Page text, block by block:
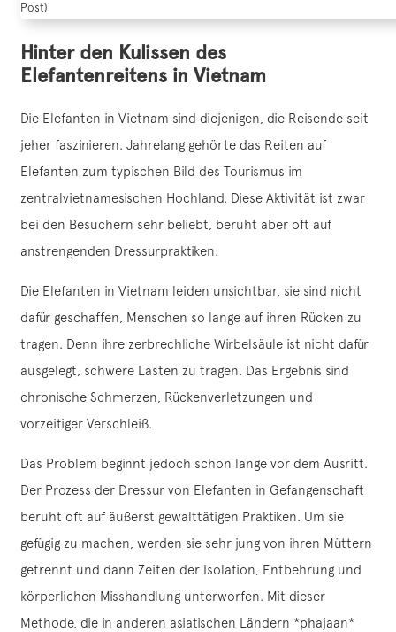
Post)
Hinter den Kulissen des
Elefantenreitens in Vietnam
Die Elefanten in Vietnam sind diejenigen, die Reisende seit
jeher faszinieren. Jahrelang gehörte das Reiten auf
Elefanten zum typischen Bild des Tourismus im
zentralvietnamesischen Hochland. Diese Aktivität ist zwar
bei den Besuchern sehr beliebt, beruht aber oft auf
anstrengenden Dressurpraktiken.
Die Elefanten in Vietnam leiden unsichtbar, sie sind nicht
dafür geschaffen, Menschen so lange auf ihren Rücken zu
tragen. Denn ihre zerbrechliche Wirbelsäule ist nicht dafür
ausgelegt, schwere Lasten zu tragen. Das Ergebnis sind
chronische Schmerzen, Rückenverletzungen und
vorzeitiger Verschleiß.
Das Problem beginnt jedoch schon lange vor dem Ausritt.
Der Prozess der Dressur von Elefanten in Gefangenschaft
beruht oft auf äußerst gewalttätigen Praktiken. Um sie
gefügig zu machen, werden sie sehr jung von ihren Müttern
getrennt und dann Zeiten der Isolation, Entbehrung und
körperlichen Misshandlung unterworfen. Mit dieser
Methode, die in anderen asiatischen Ländern *phajaan*